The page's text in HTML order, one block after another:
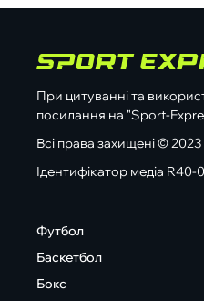
При цитуванні та
посилання на "Sport-
Всі права захищені ©
Ідентифікатор медіа R40-
Футбол
Баскетбол
Бокс